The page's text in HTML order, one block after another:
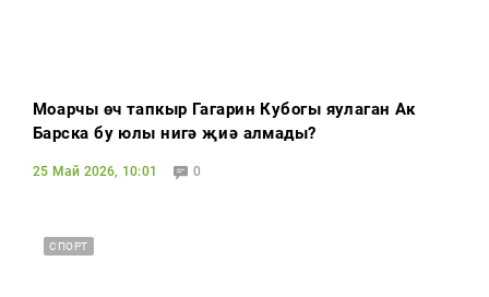
Моңарчы өч тапкыр Гагарин Кубогы яулаган Ак
Барска бу юлы нигә җиңә алмады?
25 Май 2026, 10:01 0
СПОРТ